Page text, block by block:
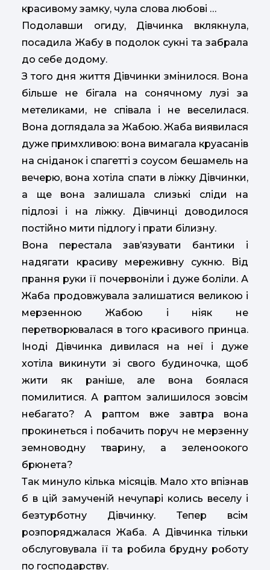
красивому замку, чула слова любові …
Подолавши огиду, Дівчинка вклякнула,
посадила Жабу в подолок сукні та забрала
до себе додому.
З того дня життя Дівчинки змінилося. Вона
більше не бігала на сонячному лузі за
метеликами, не співала і не веселилася.
Вона доглядала за Жабою. Жаба виявилася
дуже примхливою: вона вимагала круасанів
на сніданок і спагетті з соусом бешамель на
вечерю, вона хотіла спати в ліжку Дівчинки,
а ще вона залишала слизькі сліди на
підлозі і на ліжку. Дівчинці доводилося
постійно мити підлогу і прати білизну.
Вона перестала зав’язувати бантики і
надягати красиву мереживну сукню. Від
прання руки її почервоніли і дуже боліли. А
Жаба продовжувала залишатися великою і
мерзенною Жабою і ніяк не
перетворювалася в того красивого принца.
Іноді Дівчинка дивилася на неї і дуже
хотіла викинути зі свого будиночка, щоб
жити як раніше, але вона боялася
помилитися. А раптом залишилося зовсім
небагато? А раптом вже завтра вона
прокинеться і побачить поруч не мерзенну
земноводну тварину, а зеленоокого
брюнета?
Так минуло кілька місяців. Мало хто впізнав
б в цій замученій нечупарі колись веселу і
безтурботну Дівчинку. Тепер всім
розпоряджалася Жаба. А Дівчинка тільки
обслуговувала її та робила брудну роботу
по господарству.